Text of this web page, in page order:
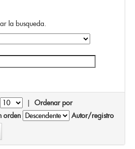
la busqueda.
| Ordenar por
orden
Autor/registro